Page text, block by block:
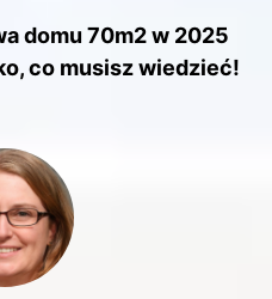
domu 70m2 w 2025
co musisz wiedzieć!